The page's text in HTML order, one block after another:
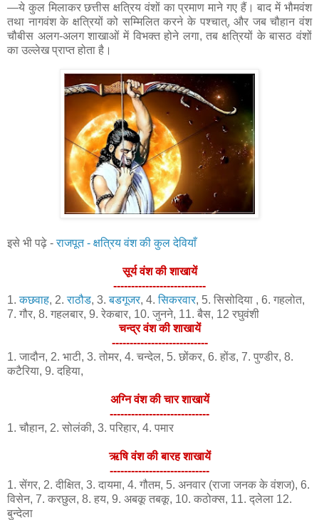
—ये कुल मिलाकर छत्तीस क्षत्रिय वंशों का प्रमाण माने गए हैं। बाद में भौमवंश
तथा नागवंश के क्षत्रियों को सम्मिलित करने के पश्चात्, और जब चौहान वंश
चौबीस अलग-अलग शाखाओं में विभक्त होने लगा, तब क्षत्रियों के बासठ वंशों
का उल्लेख प्राप्त होता है।
इसे भी पढ़े -राजपूत - क्षत्रिय वंश की कुल देवियाँ
सूर्य वंश की शाखायें
--------------------------
1.कछवाह, 2.राठौड, 3.बडगूजर, 4.सिकरवार, 5. सिसोदिया , 6. गहलोत,
7. गौर, 8. गहलबार, 9. रेकबार, 10. जुनने, 11. बैस, 12 रघुवंशी
चन्द्र वंश की शाखायें
---------------------------
1. जादौन, 2. भाटी, 3. तोमर, 4. चन्देल, 5. छोंकर, 6. होंड, 7. पुण्डीर, 8.
कटैरिया, 9. दहिया,
अग्नि वंश की चार शाखायें
----------------------------
1. चौहान, 2. सोलंकी, 3. परिहार, 4. पमार
ऋषि वंश की बारह शाखायें
----------------------------
1. सेंगर, 2. दीक्षित, 3. दायमा, 4. गौतम, 5. अनवार (राजा जनक के वंशज), 6.
विसेन, 7. करछुल, 8. हय, 9. अबकू तबकू, 10. कठोक्स, 11. द्लेला 12.
बुन्देला